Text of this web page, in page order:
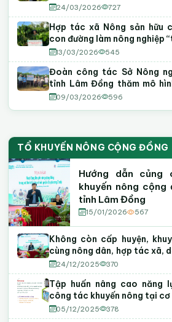
24/03/2026 727
Hợp tác xã Nông sản hữu
con đường làm nông nghiệp
13/03/2026 545
Đoàn công tác Sở Nông
tỉnh Lâm Đồng thăm mô
tại phường Tiến Thành
09/03/2026 596
HÌNH ẢNH
Sự Kiện & Hình Ảnh Hoạt Động
Khuyến Nông Lâm Đồng Tập huấn ·
VIDEO KN
Video Kỹ Thuật Khuyến Nông
Hướng dẫn canh tác Mô hình nông
Tập huấn
TỔ KHUYẾN NÔNG CỘNG ĐỒNG
Hướng dẫn củng
khuyến nông
tỉnh Lâm Đồng
15/01/2026 567
Không còn cấp huyện,
cùng nông dân, hợp tác xã,
lại sản xuất
24/12/2025 370
Tập huấn nâng cao năng
công tác khuyến nông tại cơ
05/12/2025 378